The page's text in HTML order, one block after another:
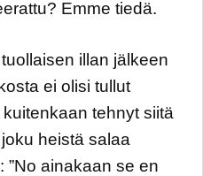
Emme tiedä.
illan jälkeen
ei olisi tullut
tehnyt siitä
heistä salaa
”No ainakaan se en